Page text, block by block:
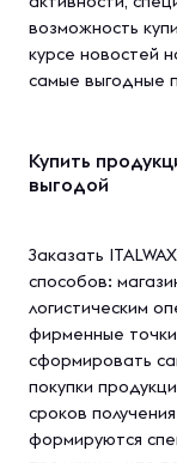
возможность
курсе новостей
самые выгодные
Купить
выгодой
Заказать
способов:
логистическим
фирменные
сформировать
покупки
сроков
формируются